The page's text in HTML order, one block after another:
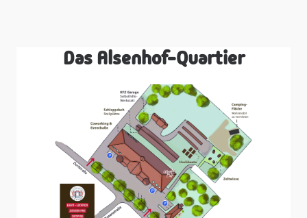
Das Alsenhof-Quartier